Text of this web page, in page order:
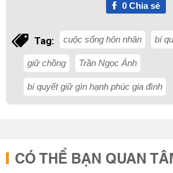
0Chia sẻ
Tag: cuộc sống hôn nhân bí
giữ chồng Trần Ngọc Ánh
bí quyết giữ gìn hạnh phúc gia đình
CÓ THỂ BẠN QUAN